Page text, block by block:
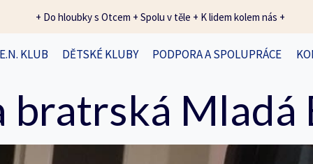
+ Do hloubky s Otcem + Spolu v těle + K lidem kolem nás +
KLUB DĚTSKÉ KLUBY PODPORA A SPOLUPRÁCE
bratrská Mladá